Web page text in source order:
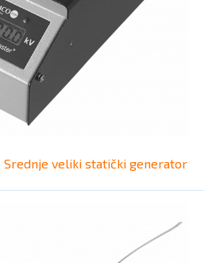
Srednje veliki statički generator